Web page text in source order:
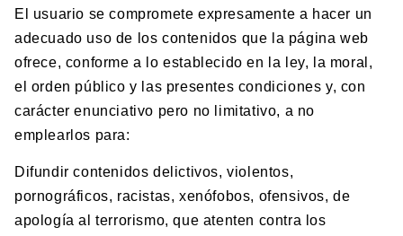
El usuario se compromete expresamente a hacer un
adecuado uso de los contenidos que la página web
ofrece, conforme a lo establecido en la ley, la moral,
el orden público y las presentes condiciones y, con
carácter enunciativo pero no limitativo, a no
emplearlos para:
Difundir contenidos delictivos, violentos,
pornográficos, racistas, xenófobos, ofensivos, de
apología al terrorismo, que atenten contra los